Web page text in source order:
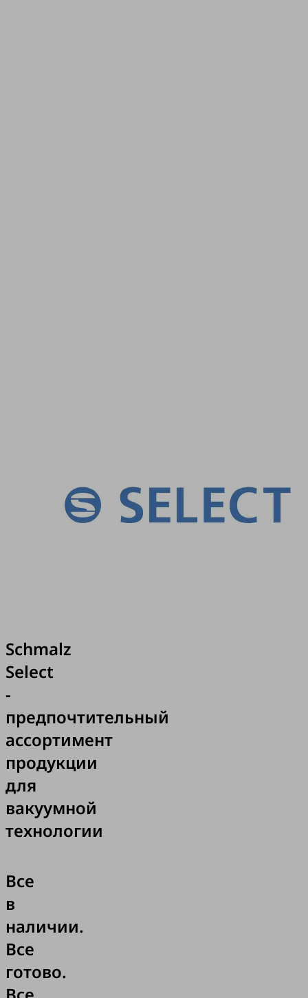
Schmalz
Select
-
предпочтительный
ассортимент
продукции
для
вакуумной
технологии
Все
в
наличии.
Все
готово.